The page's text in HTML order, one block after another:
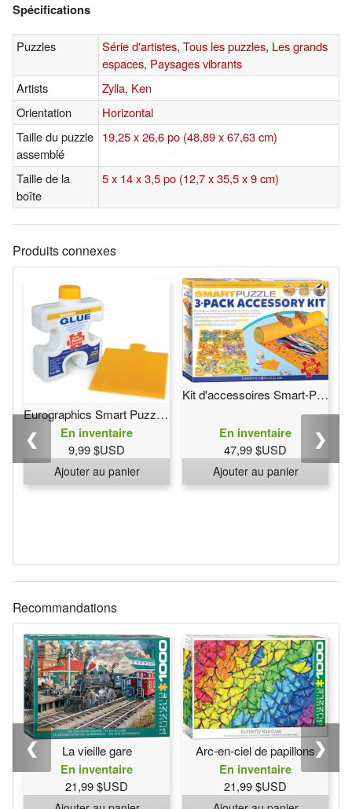
Spécifications
Puzzles Série d'artistes, Tous les puzzles, Les grands
espaces, Paysages vibrants
Artists
Zylla, Ken
Orientation
Horizontal
Taille du puzzle
assemblé
19,25 x 26,6 po (48,89 x 67,63 cm)
Taille de la
boîte
5 x 14 x 3,5 po (12,7 x 35,5 x 9 cm)
Produits connexes
Eurographics Smart Puzzle colle
En inventaire
9,99 $USD
Ajouter au panier
Kit d'accessoires Smart-Puzzle 3-Pack
En inventaire
47,99 $USD
Ajouter au panier
❮ ❯
Recommandations
La vieille gare
En inventaire
21,99 $USD
Arc-en-ciel de papillons
En inventaire
21,99 $USD
❮ ❯